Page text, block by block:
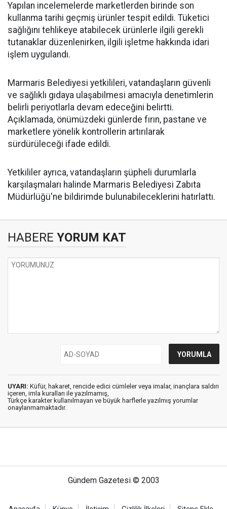
Yapılan incelemelerde marketlerden birinde son
kullanma tarihi geçmiş ürünler tespit edildi. Tüketici
sağlığını tehlikeye atabilecek ürünlerle ilgili gerekli
tutanaklar düzenlenirken, ilgili işletme hakkında idari
işlem uygulandı.
Marmaris Belediyesi yetkilileri, vatandaşların güvenli
ve sağlıklı gıdaya ulaşabilmesi amacıyla denetimlerin
belirli periyotlarla devam edeceğini belirtti.
Açıklamada, önümüzdeki günlerde fırın, pastane ve
marketlere yönelik kontrollerin artırılarak
sürdürüleceği ifade edildi.
Yetkililer ayrıca, vatandaşların şüpheli durumlarla
karşılaşmaları halinde Marmaris Belediyesi Zabıta
Müdürlüğü'ne bildirimde bulunabileceklerini hatırlattı.
HABERE YORUM KAT
UYARI: Küfür, hakaret, rencide edici cümleler veya imalar, inançlara saldırı
içeren, imla kuralları ile yazılmamış,
Türkçe karakter kullanılmayan ve büyük harflerle yazılmış yorumlar
onaylanmamaktadır.
Gündem Gazetesi © 2003